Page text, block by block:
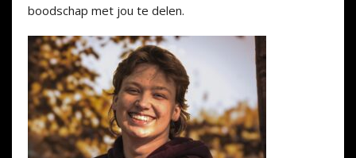
boodschap met jou te delen.